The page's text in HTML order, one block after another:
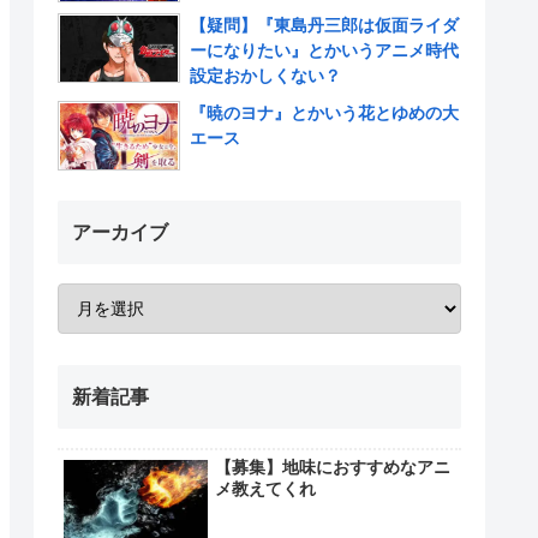
【疑問】『東島丹三郎は仮面ライダ
ーになりたい』とかいうアニメ時代
設定おかしくない？
『暁のヨナ』とかいう花とゆめの大
エース
アーカイブ
新着記事
【募集】地味におすすめなアニ
メ教えてくれ